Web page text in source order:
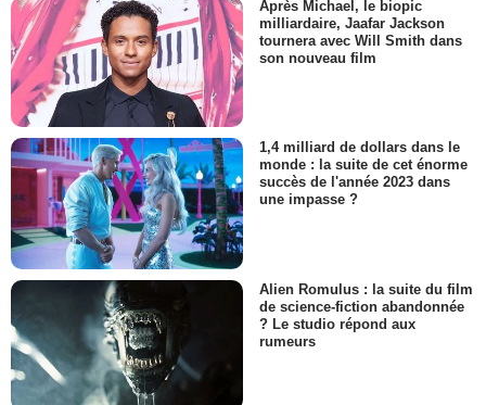
Après Michael, le biopic
milliardaire, Jaafar Jackson
tournera avec Will Smith dans
son nouveau film
1,4 milliard de dollars dans le
monde : la suite de cet énorme
succès de l'année 2023 dans
une impasse ?
Alien Romulus : la suite du film
de science-fiction abandonnée
? Le studio répond aux
rumeurs